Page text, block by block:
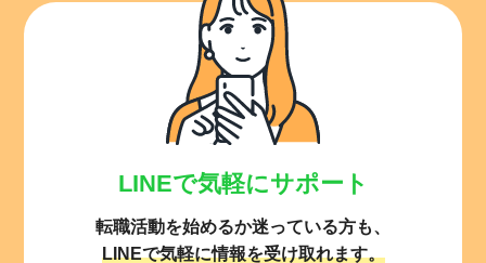
LINEで気軽にサポート
転職活動を始めるか迷っている方も、
LINEで気軽に情報を受け取れます。